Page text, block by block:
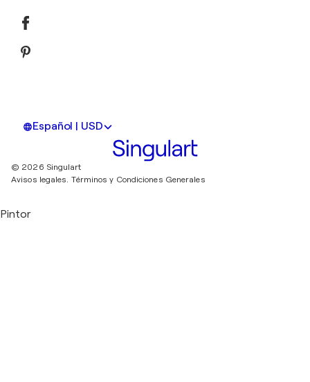
Español | USD
© 2026 Singulart
Avisos legales. Términos y Condiciones Generales
Pintor